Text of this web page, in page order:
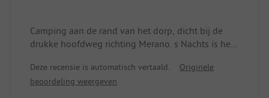
Camping aan de rand van het dorp, dicht bij de
drukke hoofdweg richting Merano. s Nachts is het
nodig hebt, maar niets meer: Wifi, broodjesservice,
afvalverwerking voor campers. Al het andere is op
Deze recensie is automatisch vertaald.
Originele
beoordeling weergeven